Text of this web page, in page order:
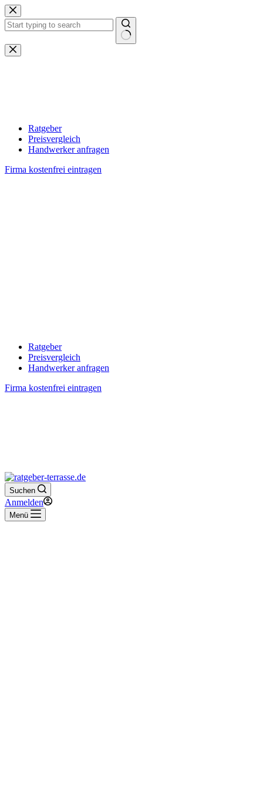
Zum
Inhalt
springen
Keine
Ergebnisse
Ratgeber
Preisvergleich
Handwerker anfragen
Firma kostenfrei eintragen
Ratgeber
Preisvergleich
Handwerker anfragen
Firma kostenfrei eintragen
Suchen
Anmelden
Menü